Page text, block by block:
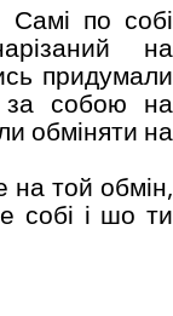
Самі по собі
на
придумали
за собою на
обміняти на
на той обмін,
собі і шо ти